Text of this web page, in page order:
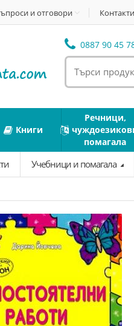
и отговори Контакти
0887 90 45
Книги
Речници,
помагала
Учебници и помагала